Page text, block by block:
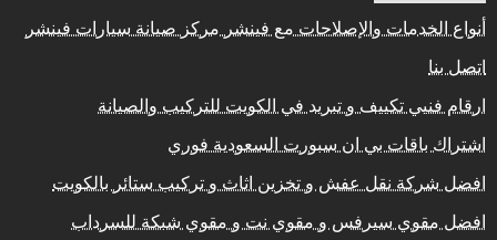
أنواع الخدمات والإصلاحات مع فينشر مركز صيانة سيارات فينشر
اتصل بنا
ارقام فنيي تكييف و تبريد في الكويت للتركيب والصيانة
اشتراك باقات بي ان سبورت السعودية فوري
افضل شركة نقل عفش و تخزين اثاث و تركيب ستائر بالكويت
افضل مقوي سيرفس و مقوي نت و مقوي شبكة للسرداب